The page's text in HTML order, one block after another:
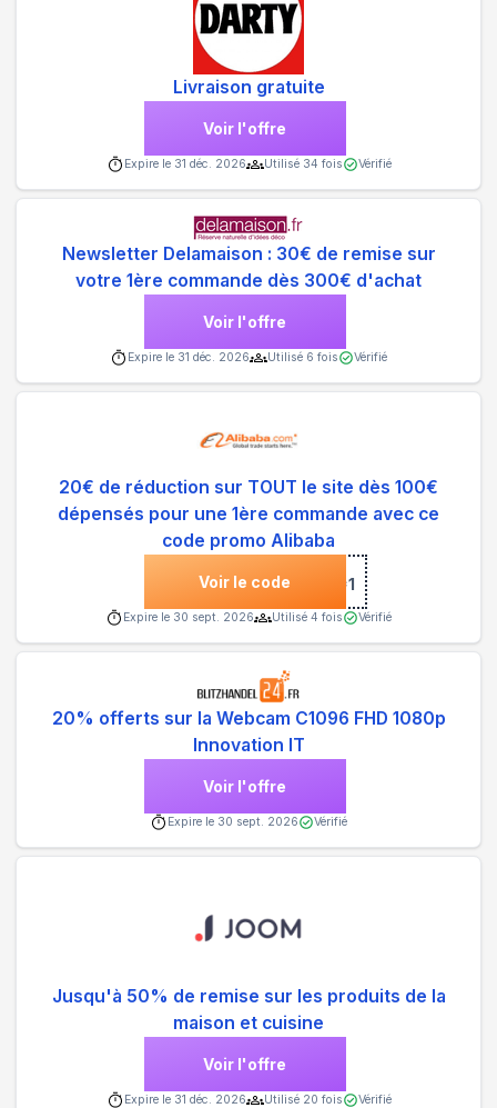
Livraison gratuite
Voir l'offre
Expire le 31 déc. 2026 Utilisé 34 fois Vérifié
Newsletter Delamaison : 30€ de remise sur
votre 1ère commande dès 300€ d'achat
Voir l'offre
Expire le 31 déc. 2026 Utilisé 6 fois Vérifié
20€ de réduction sur TOUT le site dès 100€
dépensés pour une 1ère commande avec ce
code promo Alibaba
Voir le code ***1
Expire le 30 sept. 2026 Utilisé 4 fois Vérifié
20% offerts sur la Webcam C1096 FHD 1080p
Innovation IT
Voir l'offre
Expire le 30 sept. 2026 Vérifié
Jusqu'à 50% de remise sur les produits de la
maison et cuisine
Voir l'offre
Expire le 31 déc. 2026 Utilisé 20 fois Vérifié